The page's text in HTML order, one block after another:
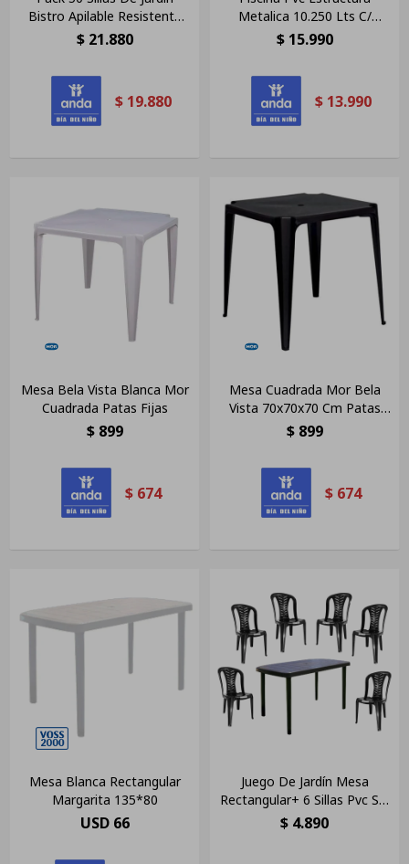
Bistro Apilable Resistente
Negras
$ 21.880
$ 19.880
Metalica 10.250 Lts C/
Bomba Y Filtro
$ 15.990
$ 13.990
Mesa Bela Vista Blanca Mor
Cuadrada Patas Fijas
$ 899
$ 674
Mesa Cuadrada Mor Bela
Vista 70x70x70 Cm Patas
Fijas Negra
$ 899
$ 674
Mesa Blanca Rectangular
Margarita 135*80
USD 66
Juego De Jardín Mesa
Rectangular+ 6 Sillas Pvc Sin
Posabrazo Negra
$ 4.890